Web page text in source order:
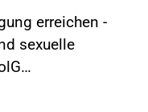
erreichen -
sexuelle